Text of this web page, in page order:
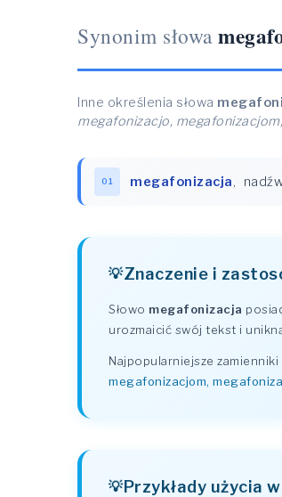
Synonim słowa
Inne określenia słowa
megafonizacjo,
01 megafonizacja,
Znaczenie i
Słowo megafonizacja
urozmaicić swój tekst i
Najpopularniejsze zamienniki
megafonizacjom,
Przykłady użycia